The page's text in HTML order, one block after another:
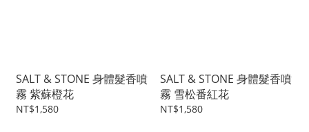
SALT & STONE 身體髮香噴
霧 紫蘇橙花
NT$1,580
SALT & STONE 身體髮香噴
霧 雪松番紅花
NT$1,580